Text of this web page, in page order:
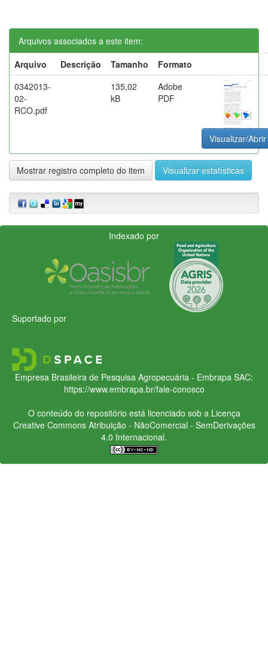
Arquivos associados a este item:
Arquivo
Descrição Tamanho
Formato
0342013-
02-
RCO.pdf
135,02
kB
Adobe
PDF
Visualizar/Abrir
Mostrar registro completo do item Visualizar estatísticas
Indexado por
Suportado por
Empresa Brasileira de Pesquisa Agropecuária - Embrapa SAC:
https://www.embrapa.br/fale-conosco
O conteúdo do repositório está licenciado sob a Licença
Creative CommonsAtribuição - NãoComercial - SemDerivações
4.0 Internacional.